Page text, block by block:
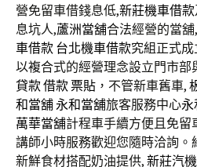
營免留車借錢息低,新莊機車借款
息坑人,蘆洲當舖合法經營的當舖,
車借款 台北機車借款究組正式成
以複合式的經營理念設立門市部
貸款借款票貼 ，不管新車舊車,
和當舖永和當舖旅客服務中心永
萬華當舖計程車手續方便且免留
講師小時服務歡迎您隨時洽詢
新鮮食材搭配奶油提供, 新莊汽